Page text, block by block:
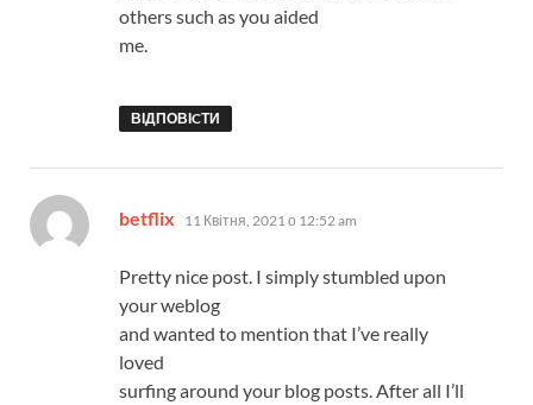
others such as you aided
me.
ВІДПОВІCТИ
betflix 11 Квітня, 2021 о 12:52 am
Pretty nice post. I simply stumbled upon
your weblog
and wanted to mention that I’ve really
loved
surfing around your blog posts. After all I’ll